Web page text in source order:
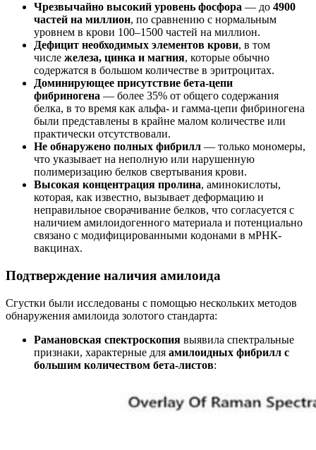
Чрезвычайно высокий уровень фосфора — до 4900
частей на миллион, по сравнению с нормальным
уровнем в крови 100–1500 частей на миллион.
Дефицит необходимых элементов крови, в том
числе железа, цинка и магния, которые обычно
содержатся в большом количестве в эритроцитах.
Доминирующее присутствие бета-цепи
фибриногена — более 35% от общего содержания
белка, в то время как альфа- и гамма-цепи фибриногена
были представлены в крайне малом количестве или
практически отсутствовали.
Не обнаружено полных фибрилл — только мономеры,
что указывает на неполную или нарушенную
полимеризацию белков свертывания крови.
Высокая концентрация пролина, аминокислоты,
которая, как известно, вызывает деформацию и
неправильное сворачивание белков, что согласуется с
наличием амилоидогенного материала и потенциально
связано с модифицированными кодонами в мРНК-
вакцинах.
Подтверждение наличия амилоида
Сгустки были исследованы с помощью нескольких методов
обнаружения амилоида золотого стандарта:
Рамановская спектроскопия выявила спектральные
признаки, характерные для амилоидных фибрилл с
большим количеством бета-листов: